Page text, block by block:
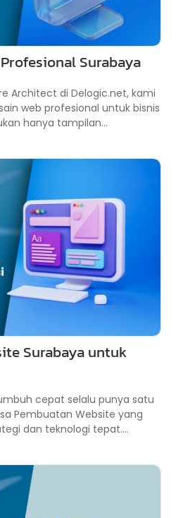
Surabaya
Architect di Delogic.net, kami
web profesional untuk bisnis
hanya tampilan...
Surabaya untuk
cepat selalu punya satu
Pembuatan Website yang
dan teknologi tepat....